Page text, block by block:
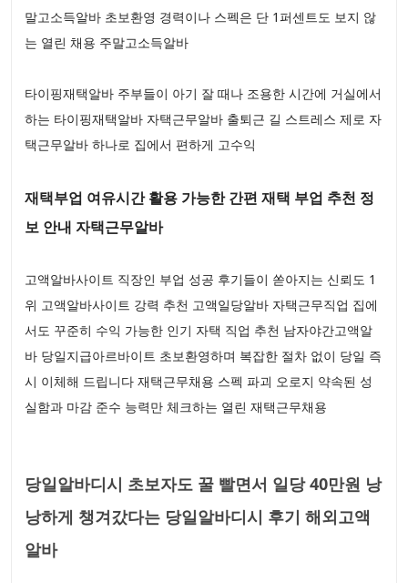
말고소득알바 초보환영 경력이나 스펙은 단 1퍼센트도 보지 않
는 열린 채용 주말고소득알바
타이핑재택알바 주부들이 아기 잘 때나 조용한 시간에 거실에서
하는 타이핑재택알바 자택근무알바 출퇴근 길 스트레스 제로 자
택근무알바 하나로 집에서 편하게 고수익
재택부업 여유시간 활용 가능한 간편 재택 부업 추천 정
보 안내 자택근무알바
고액알바사이트 직장인 부업 성공 후기들이 쏟아지는 신뢰도 1
위 고액알바사이트 강력 추천 고액일당알바 자택근무직업 집에
서도 꾸준히 수익 가능한 인기 자택 직업 추천 남자야간고액알
바 당일지급아르바이트 초보환영하며 복잡한 절차 없이 당일 즉
시 이체해 드립니다 재택근무채용 스펙 파괴 오로지 약속된 성
실함과 마감 준수 능력만 체크하는 열린 재택근무채용
당일알바디시 초보자도 꿀 빨면서 일당 40만원 낭
낭하게 챙겨갔다는 당일알바디시 후기 해외고액
알바